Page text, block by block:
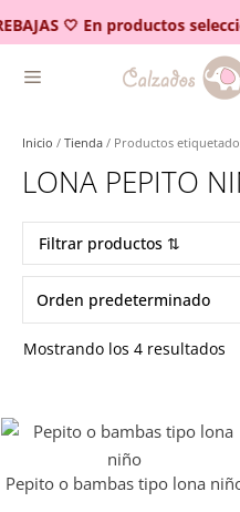
🤍 En productos
al
contenido
Inicio / Tienda / Productos
LONA PEPITO
Filtrar productos ⇅
Mostrando los 4 resultados
Pepito o bambas tipo lona